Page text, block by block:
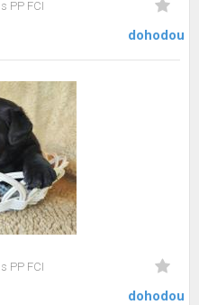
s PP FCI
dohodou
s PP FCI
dohodou